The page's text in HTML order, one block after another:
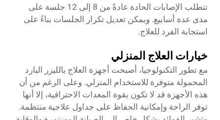
تتطلب الإصابات الحادة عادةً من 8 إلى 12 جلسة على
مدى عدة أسابيع. ويمكن تعديل تكرار الجلسات بناءً على
استجابة الفرد للعلاج.
خيارات العلاج المنزلي
مع تطور التكنولوجيا، أصبحت أجهزة العلاج بالليزر البارد
المحمولة متوفرة للاستخدام المنزلي. وعلى الرغم من أن
هذه الأجهزة قد لا تكون بقوة المعدات الاحترافية، إلا أنها
توفر الراحة وإمكانية الحفاظ على جداول علاجية منتظمة.